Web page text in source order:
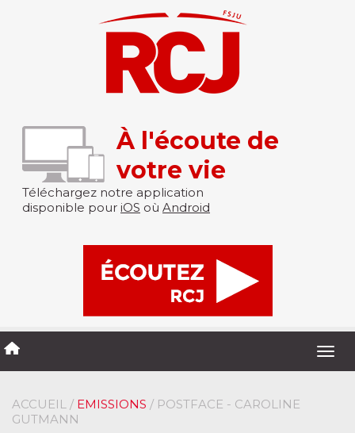
À l'écoute de
votre vie
Téléchargez notre application
disponible pour iOS où Android
ACCUEIL / EMISSIONS / POSTFACE - CAROLINE
GUTMANN